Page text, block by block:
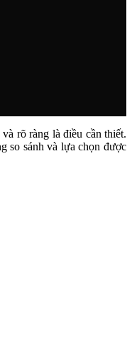
rõ ràng là điều cần thiết.
so sánh và lựa chọn được